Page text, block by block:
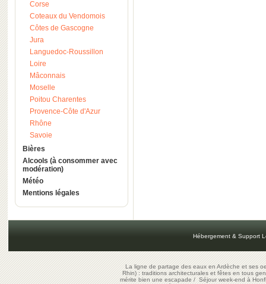
Corse
Coteaux du Vendomois
Côtes de Gascogne
Jura
Languedoc-Roussillon
Loire
Mâconnais
Moselle
Poitou Charentes
Provence-Côte d'Azur
Rhône
Savoie
Bières
Alcools (à consommer avec
modération)
Météo
Mentions légales
Hébergement & Support
La ligne de partage des eaux en Ardèche et ses
Rhin) : traditions architecturales et fêtes en tous
mérite bien une escapade/Séjour week-end à